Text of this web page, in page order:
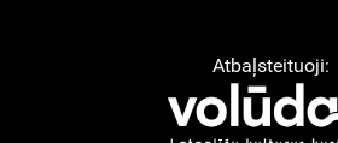
Atbaļsteituoji: